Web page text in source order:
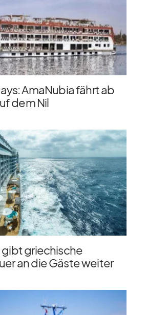
AmaNubia fährt ab
dem Nil
gibt griechische
an die Gäste weiter